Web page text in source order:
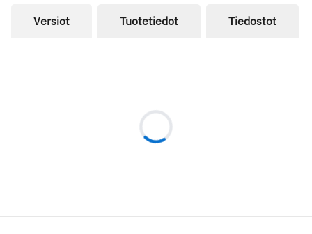
Versiot Tuotetiedot Tiedostot
Loading...